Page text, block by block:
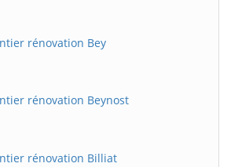
rénovation Bey
rénovation Beynost
rénovation Billiat